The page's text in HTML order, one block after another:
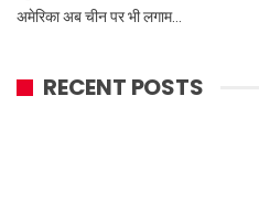
अमेरिका अब चीन पर भी लगाम…
RECENT POSTS